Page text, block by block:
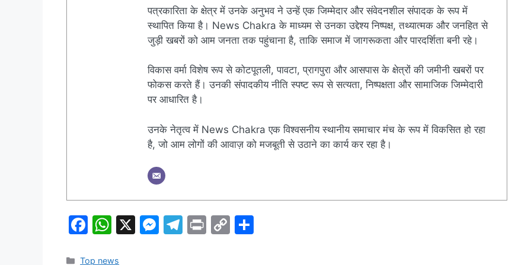
पत्रकारिता के क्षेत्र में उनके अनुभव ने उन्हें एक जिम्मेदार और संवेदनशील संपादक के रूप में
स्थापित किया है। News Chakra के माध्यम से उनका उद्देश्य निष्पक्ष, तथ्यात्मक और जनहित से
जुड़ी खबरों को आम जनता तक पहुंचाना है, ताकि समाज में जागरूकता और पारदर्शिता बनी रहे।
विकास वर्मा विशेष रूप से कोटपूतली, पावटा, प्रागपुरा और आसपास के क्षेत्रों की जमीनी खबरों पर
फोकस करते हैं। उनकी संपादकीय नीति स्पष्ट रूप से सत्यता, निष्पक्षता और सामाजिक जिम्मेदारी
पर आधारित है।
उनके नेतृत्व में News Chakra एक विश्वसनीय स्थानीय समाचार मंच के रूप में विकसित हो रहा
है, जो आम लोगों की आवाज़ को मजबूती से उठाने का कार्य कर रहा है।
F
W X
M T
Pr C
Categories
Top news